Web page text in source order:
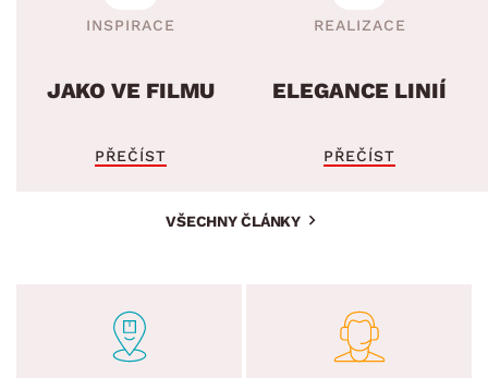
INSPIRACE
JAKO VE FILMU
PŘEČÍST
REALIZACE
ELEGANCE LINIÍ
PŘEČÍST
VŠECHNY ČLÁNKY